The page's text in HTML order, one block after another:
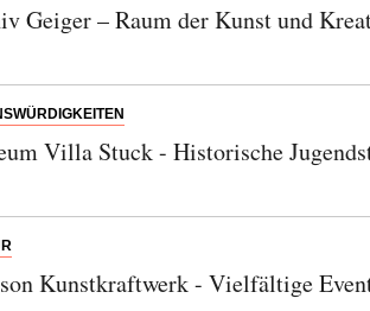
Geiger – Raum der Kunst und
Villa Stuck - Historische
Kunstkraftwerk - Vielfältige